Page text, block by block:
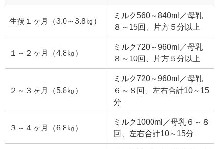
生後１ヶ月（3.0～3.8㎏）
ミルク560～840ml／母乳
８～15回、片方５分以上
１～２ヶ月（4.8㎏）
ミルク720～960ml／母乳
８～10回、片方５分以上
２～３ヶ月（5.8㎏）
ミルク720～960ml／母乳
６～８回、左右合計10～15
分
３～４ヶ月（6.8㎏）
ミルク1000ml／母乳６～８
回、左右合計10～15分